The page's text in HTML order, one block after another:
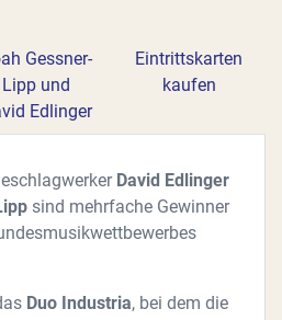
Gessner-
Lipp und
Edlinger
Eintrittskarten
kaufen
David Edlinger
sind mehrfache Gewinner
Duo Industria, bei dem die